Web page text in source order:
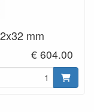
mm
€ 604.00